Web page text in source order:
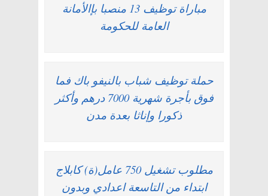
مباراة توظيف 13 منصبا بإالأمانة
العامة للحكومة
حملة توظيف شباب بالنيفو باك فما
فوق بأجرة شهرية 7000 درهم وأكثر
ذكورا وإناثا بعدة مدن
مطلوب تشغيل 750 عامل(ة) كابلاج
ابتداء من التاسعة اعدادي وبدون